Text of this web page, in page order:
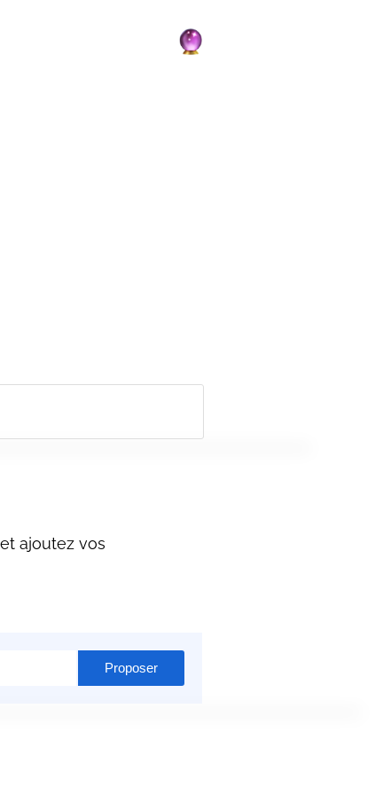
ajoutez vos